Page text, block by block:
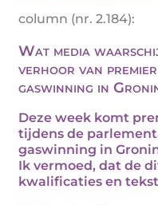
column (nr. 2.184):
Wat media
verhoor van
gaswinning in
Deze week komt
tijdens de
gaswinning in
Ik vermoed, dat de
kwalificaties en